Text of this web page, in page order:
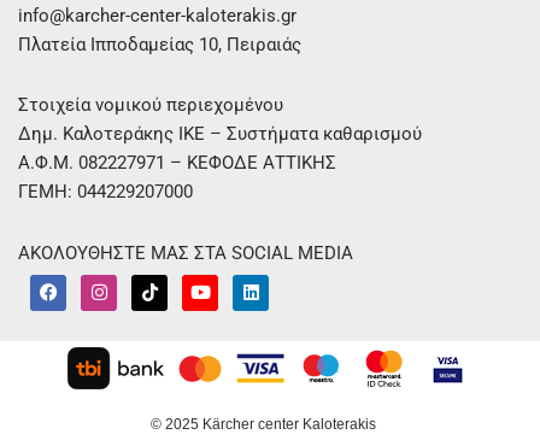
info@karcher-center-kaloterakis.gr
Πλατεία Ιπποδαμείας 10, Πειραιάς
Στοιχεία νομικού περιεχομένου
Δημ. Καλοτεράκης ΙΚΕ – Συστήματα καθαρισμού
Α.Φ.Μ. 082227971 – ΚΕΦΟΔΕ ΑΤΤΙΚΗΣ
ΓΕΜΗ: 044229207000
ΑΚΟΛΟΥΘΗΣΤΕ ΜΑΣ ΣΤΑ SOCIAL MEDIA
F
a
c
I
n
s
a
g
r
T
i
k
k
Y
o
u
u
b
L
i
n
e
d
i
© 2025 Kärcher center Kaloterakis